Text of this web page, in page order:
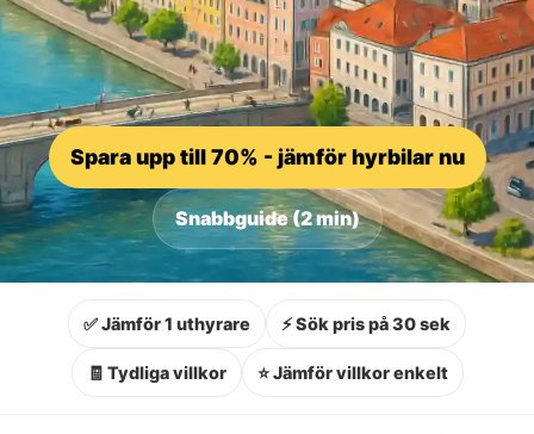
Spara upp till 70% - jämför hyrbilar nu
Snabbguide (2 min)
✅ Jämför 1 uthyrare ⚡ Sök pris på 30 sek
🧾 Tydliga villkor ⭐ Jämför villkor enkelt